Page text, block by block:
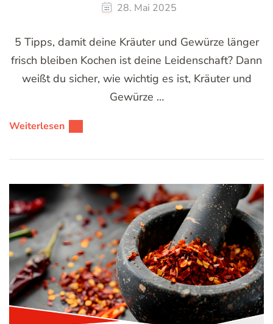
28. Mai 2025
5 Tipps, damit deine Kräuter und Gewürze länger
frisch bleiben Kochen ist deine Leidenschaft? Dann
weißt du sicher, wie wichtig es ist, Kräuter und
Gewürze …
Weiterlesen